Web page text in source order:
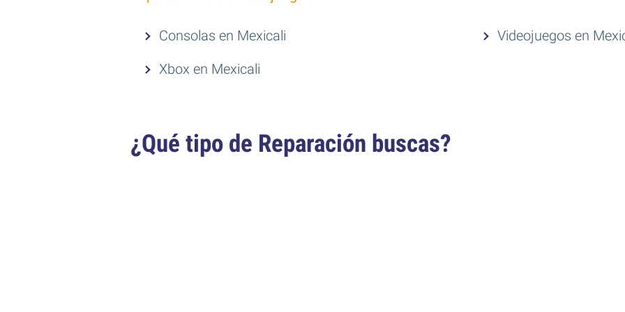
Consolas en Mexicali
Videojuegos en
Xbox en Mexicali
¿Qué tipo de Reparación buscas?